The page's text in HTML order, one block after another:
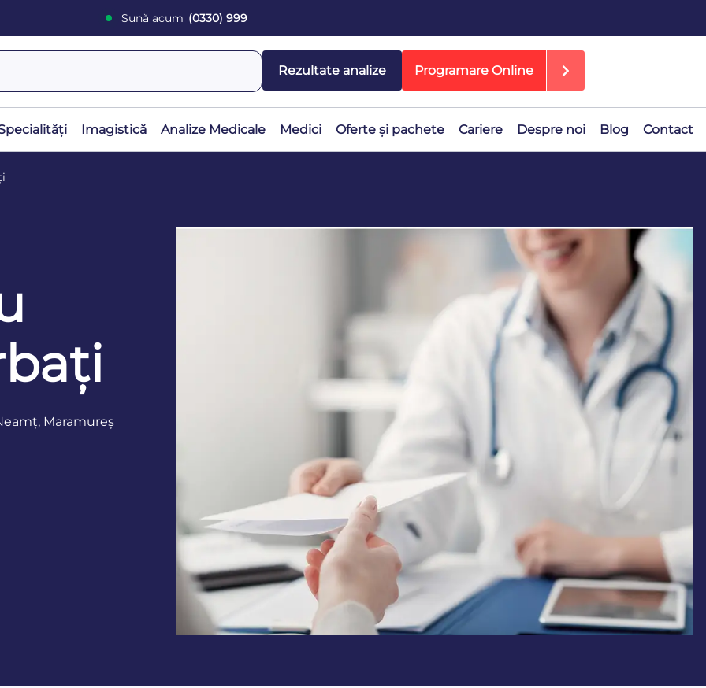
Sună acum (0330) 999
Rezultate analize Programare Online
Imagistică Analize Medicale Medici Oferte și pachete Cariere Despre noi Blog Contact
Maramureș